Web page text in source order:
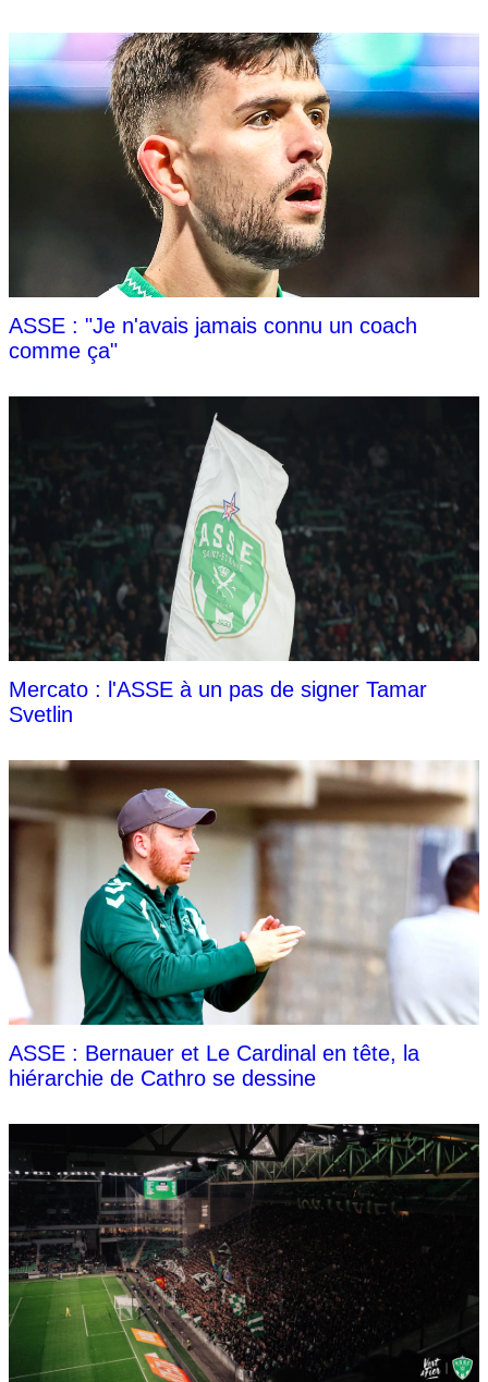
ASSE : "Je n'avais jamais connu un coach
comme ça"
Mercato : l'ASSE à un pas de signer Tamar
Svetlin
ASSE : Bernauer et Le Cardinal en tête, la
hiérarchie de Cathro se dessine